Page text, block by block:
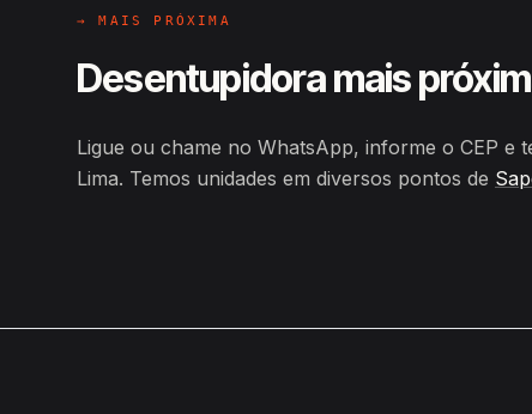
→ MAIS PRÓXIMA
Desentupidora mais
Ligue ou chame no WhatsApp, informe o CEP e
Lima. Temos unidades em diversos pontos de